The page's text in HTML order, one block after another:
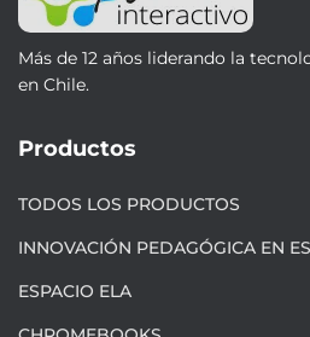
Más de 12 años liderando la
en Chile.
Productos
TODOS LOS PRODUCTOS
INNOVACIÓN PEDAGÓGICA EN
ESPACIO ELA